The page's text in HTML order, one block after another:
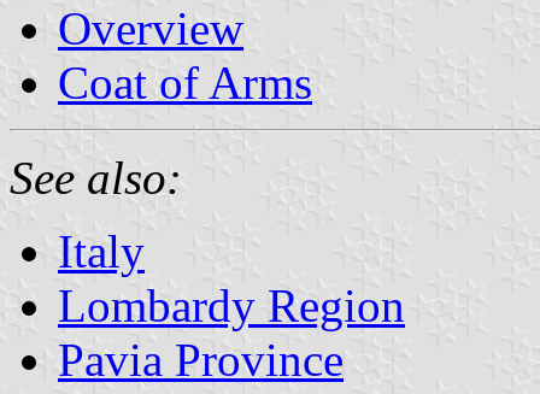
Overview
Coat of Arms
See also:
Italy
Lombardy Region
Pavia Province